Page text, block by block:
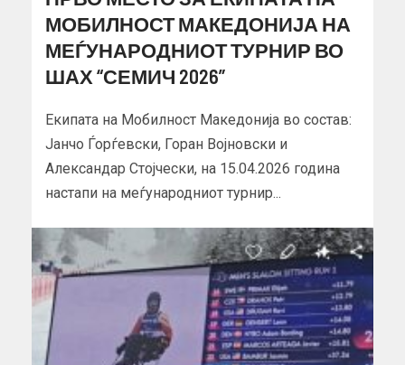
МОБИЛНОСТ МАКЕДОНИЈА НА
МЕЃУНАРОДНИОТ ТУРНИР ВО
ШАХ “СЕМИЧ 2026”
Екипата на Мобилност Македонија во состав:
Јанчо Ѓорѓевски, Горан Војновски и
Александар Стојчески, на 15.04.2026 година
настапи на меѓународниот турнир...